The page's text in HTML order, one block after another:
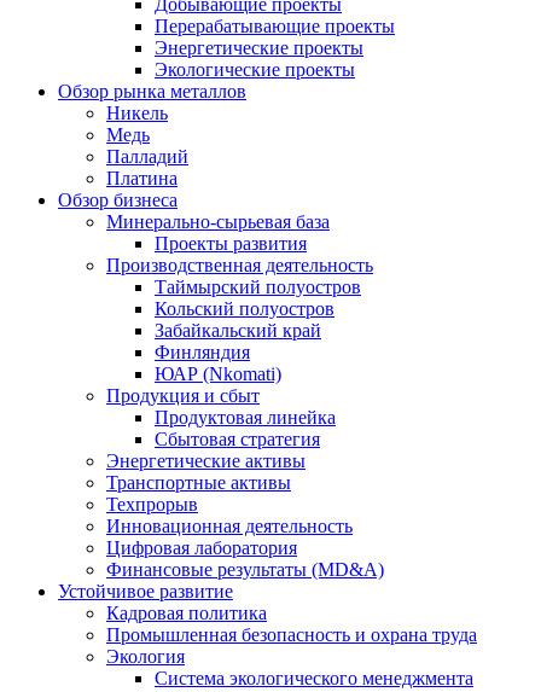
Добывающие проекты
Перерабатывающие проекты
Энергетические проекты
Экологические проекты
Обзор рынка металлов
Никель
Медь
Палладий
Платина
Обзор бизнеса
Минерально-сырьевая база
Проекты развития
Производственная деятельность
Таймырский полуостров
Кольский полуостров
Забайкальский край
Финляндия
ЮАР (Nkomati)
Продукция и сбыт
Продуктовая линейка
Сбытовая стратегия
Энергетические активы
Транспортные активы
Техпрорыв
Инновационная деятельность
Цифровая лаборатория
Финансовые результаты (MD&A)
Устойчивое развитие
Кадровая политика
Промышленная безопасность и охрана труда
Экология
Система экологического менеджмента